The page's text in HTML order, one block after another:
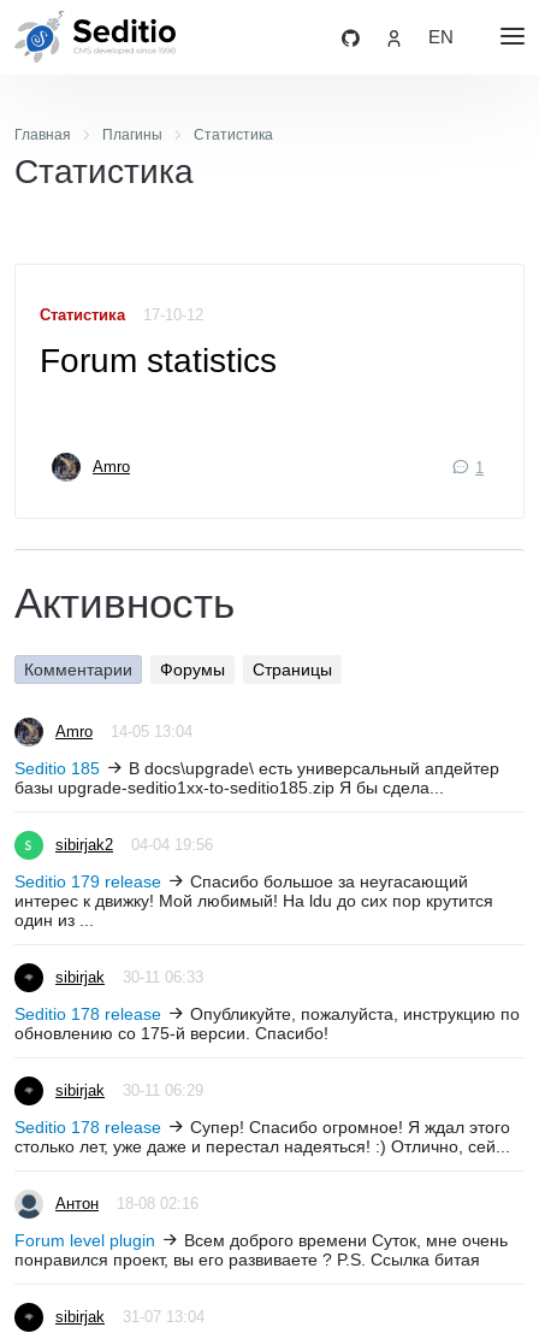
EN
Главная Плагины Статистика
Статистика
Статистика 17-10-12
Forum statistics
Amro 1
Активность
Комментарии Форумы Страницы
Amro 14-05 13:04
Seditio 185
В docs\upgrade\ есть универсальный апдейтер
базы upgrade-seditio1xx-to-seditio185.zip Я бы сдела...
sibirjak2 04-04 19:56
Seditio 179 release
Спасибо большое за неугасающий
интерес к движку! Мой любимый! На ldu до сих пор крутится
один из ...
sibirjak 30-11 06:33
Seditio 178 release
Опубликуйте, пожалуйста, инструкцию по
обновлению со 175-й версии. Спасибо!
sibirjak 30-11 06:29
Seditio 178 release
Супер! Спасибо огромное! Я ждал этого
столько лет, уже даже и перестал надеяться! :) Отлично, сей...
Антон 18-08 02:16
Forum level plugin
Всем доброго времени Суток, мне очень
понравился проект, вы его развиваете ? P.S. Ссылка битая
sibirjak 31-07 13:04